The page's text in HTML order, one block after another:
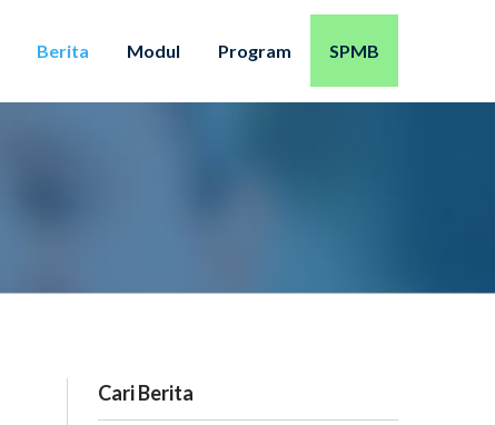
Berita Modul Program SPMB
Cari Berita